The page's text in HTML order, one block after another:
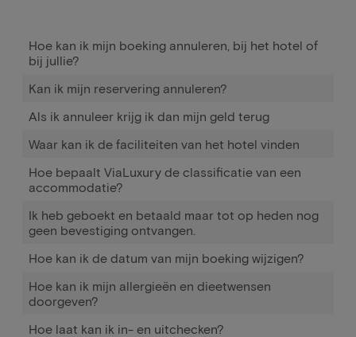
Hoe kan ik mijn boeking annuleren, bij het hotel of
bij jullie?
Kan ik mijn reservering annuleren?
Als ik annuleer krijg ik dan mijn geld terug
Waar kan ik de faciliteiten van het hotel vinden
Hoe bepaalt ViaLuxury de classificatie van een
accommodatie?
Ik heb geboekt en betaald maar tot op heden nog
geen bevestiging ontvangen.
Hoe kan ik de datum van mijn boeking wijzigen?
Hoe kan ik mijn allergieën en dieetwensen
doorgeven?
Hoe laat kan ik in- en uitchecken?